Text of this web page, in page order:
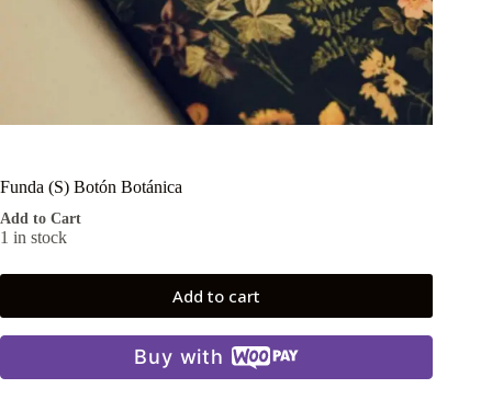
Funda (S) Botón Botánica
Add to Cart
1 in stock
Add to cart
Buy with